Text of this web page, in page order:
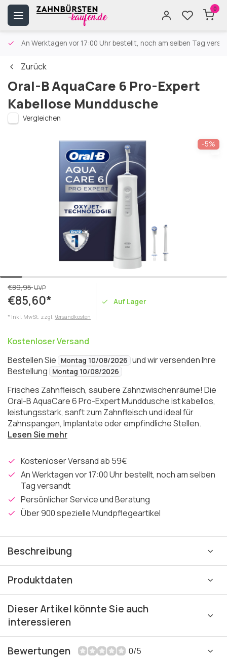
0
An Werktagen vor 17:00 Uhr bestellt, noch am selben Tag
Zurück
Oral-B AquaCare 6 Pro-Expert
Kabellose Munddusche
Vergleichen
-5%
€89,95UVP
€85,60*
* Inkl. MwSt. zzgl. Versandkosten
Auf Lager
Kostenloser Versand
Bestellen Sie
Montag 10/08/2026 und wir versenden Ihre
Bestellung
Montag 10/08/2026
Frisches Zahnfleisch, saubere Zahnzwischenräume! Die
Oral-B AquaCare 6 Pro-Expert Munddusche ist kabellos,
leistungsstark, sanft zum Zahnfleisch und ideal für
Zahnspangen, Implantate oder empfindliche Stellen.
Lesen Sie mehr
Kostenloser Versand ab 59€
An Werktagen vor 17:00 Uhr bestellt, noch am selben
Tag versandt
Persönlicher Service und Beratung
Über 900 spezielle Mundpflegeartikel
Beschreibung
Produktdaten
Dieser Artikel könnte Sie auch
interessieren
Bewertungen 0/5